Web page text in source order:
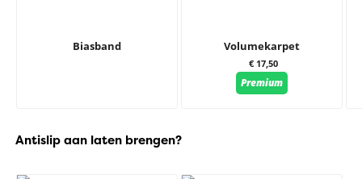
Biasband Volumekarpet
€ 17,50
Premium
Antislip aan laten brengen?